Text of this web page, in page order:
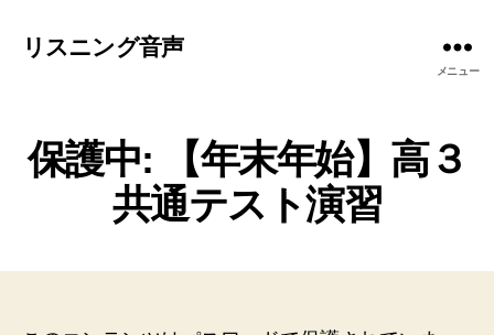
リスニング音声
メニュー
保護中: 【年末年始】高３
共通テスト演習